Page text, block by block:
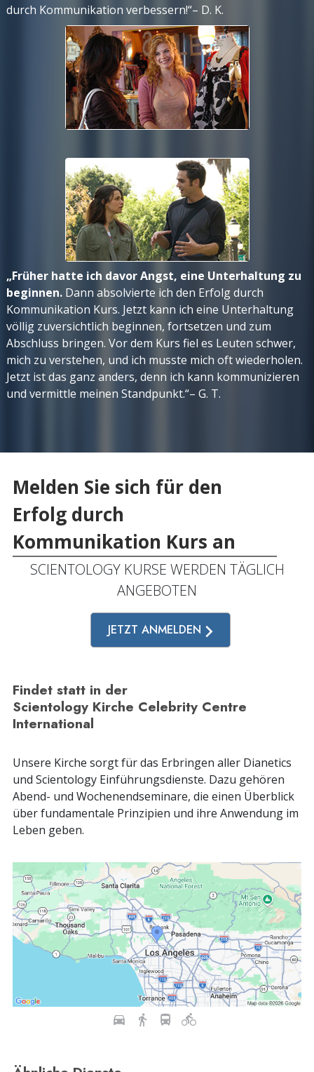
durch Kommunikation verbessern!“– D. K.
„Früher hatte ich davor Angst, eine Unterhaltung zu
beginnen. Dann absolvierte ich den Erfolg durch
Kommunikation Kurs. Jetzt kann ich eine Unterhaltung
völlig zuversichtlich beginnen, fortsetzen und zum
Abschluss bringen. Vor dem Kurs fiel es Leuten schwer,
mich zu verstehen, und ich musste mich oft wiederholen.
Jetzt ist das ganz anders, denn ich kann kommunizieren
und vermittle meinen Standpunkt.“– G. T.
Melden Sie sich für den
Erfolg durch
Kommunikation Kurs an
SCIENTOLOGY KURSE WERDEN TÄGLICH
ANGEBOTEN
JETZT ANMELDEN
Findet statt in der
Scientology Kirche Celebrity Centre
International
Unsere Kirche sorgt für das Erbringen aller Dianetics
und Scientology Einführungsdienste. Dazu gehören
Abend- und Wochenendseminare, die einen Überblick
über fundamentale Prinzipien und ihre Anwendung im
Leben geben.